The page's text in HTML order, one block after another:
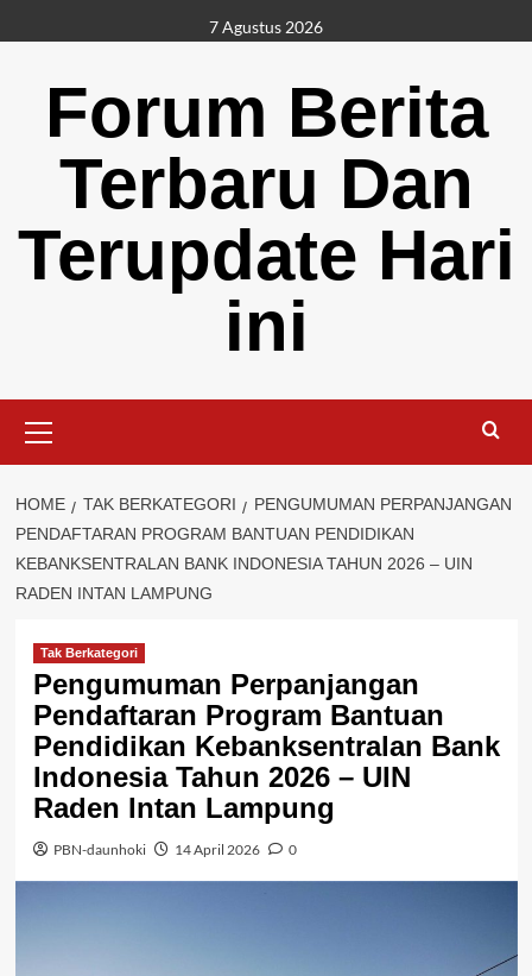
to
7 Agustus 2026
Forum Berita
Terbaru Dan
Terupdate Hari
ini
Menu
HOME TAK BERKATEGORI
PENGUMUMAN PERPANJANGAN
PENDAFTARAN PROGRAM BANTUAN PENDIDIKAN
KEBANKSENTRALAN BANK INDONESIA TAHUN 2026 – UIN
RADEN INTAN LAMPUNG
Tak Berkategori
Pengumuman Perpanjangan
Pendaftaran Program Bantuan
Pendidikan Kebanksentralan Bank
Indonesia Tahun 2026 – UIN
Raden Intan Lampung
PBN-daunhoki 14 April 2026 0